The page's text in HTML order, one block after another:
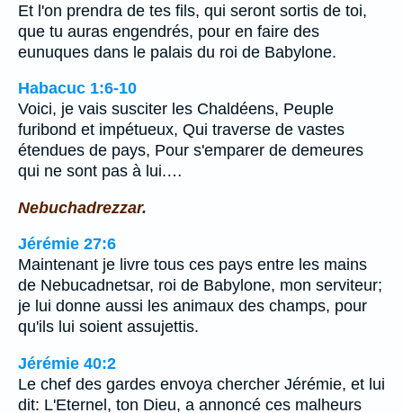
Et l'on prendra de tes fils, qui seront sortis de toi,
que tu auras engendrés, pour en faire des
eunuques dans le palais du roi de Babylone.
Habacuc 1:6-10
Voici, je vais susciter les Chaldéens, Peuple
furibond et impétueux, Qui traverse de vastes
étendues de pays, Pour s'emparer de demeures
qui ne sont pas à lui.…
Nebuchadrezzar.
Jérémie 27:6
Maintenant je livre tous ces pays entre les mains
de Nebucadnetsar, roi de Babylone, mon serviteur;
je lui donne aussi les animaux des champs, pour
qu'ils lui soient assujettis.
Jérémie 40:2
Le chef des gardes envoya chercher Jérémie, et lui
dit: L'Eternel, ton Dieu, a annoncé ces malheurs